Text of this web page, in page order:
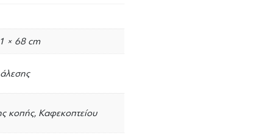
× 68 cm
κοπής, Καφεκοπτείου